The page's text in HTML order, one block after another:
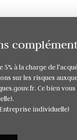
5% à la charge de
sur les risques
Ce bien
individuelle)